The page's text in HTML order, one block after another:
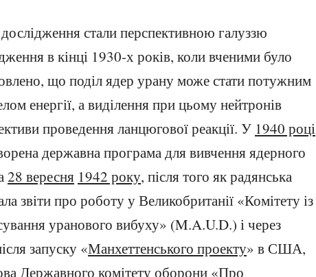
стали перспективною галуззю
в кінці 1930-х років, коли вченими було
що поділ ядер урану може стати потужним
енергії, а виділення при цьому нейтронів
проведення ланцюгової реакції. У 1940 році
державна програма для вивчення ядерного
28 вересня 1942 року, після того як радянська
звіти про роботу у Великобританії «Комітету із
уранового вибуху» (M.A.U.D.) і через
запуску «Манхеттенського проекту» в США,
Державного комітету оборони «Про